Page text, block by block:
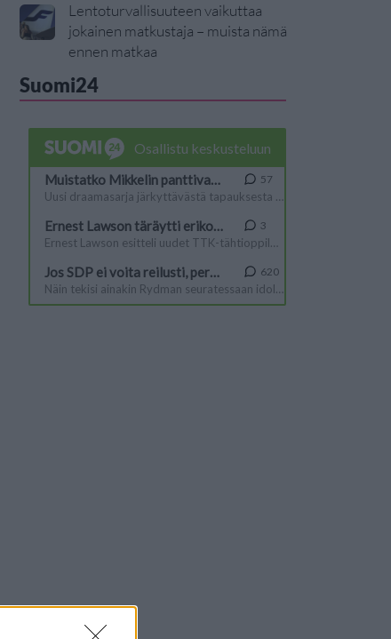
Lentoturvallisuuteen vaikuttaa
jokainen matkustaja – muista nämä
ennen matkaa
Suomi24